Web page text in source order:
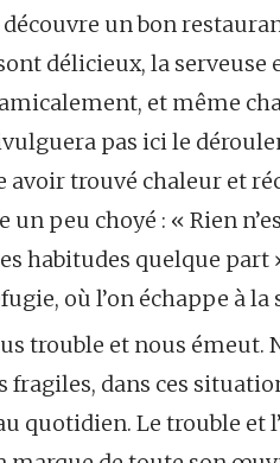
un bon
délicieux, la
et même
pas ici le
trouvé chaleur et
un peu choyé : « Rien
habitudes quelque part
où l’on échappe à
trouble et nous émeut.
fragiles, dans ces
quotidien. Le trouble et